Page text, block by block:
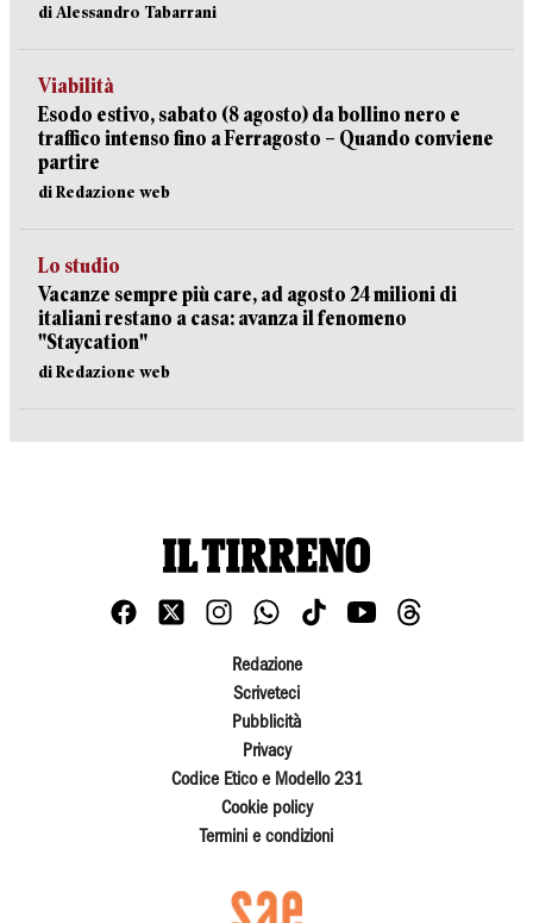
di Alessandro Tabarrani
Viabilità
Esodo estivo, sabato (8 agosto) da bollino nero e
traffico intenso fino a Ferragosto – Quando conviene
partire
di Redazione web
Lo studio
Vacanze sempre più care, ad agosto 24 milioni di
italiani restano a casa: avanza il fenomeno
"Staycation"
di Redazione web
Redazione
Scriveteci
Pubblicità
Privacy
Codice Etico e Modello 231
Cookie policy
Termini e condizioni